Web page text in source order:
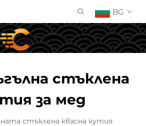
BG
стъклена
за мед
стъклена квасна кутия